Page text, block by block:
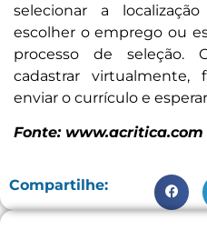
selecionar a localização
escolher o emprego ou
processo de seleção.
cadastrar virtualmente,
enviar o currículo e
Fonte: www.acritica.com
Compartilhe: